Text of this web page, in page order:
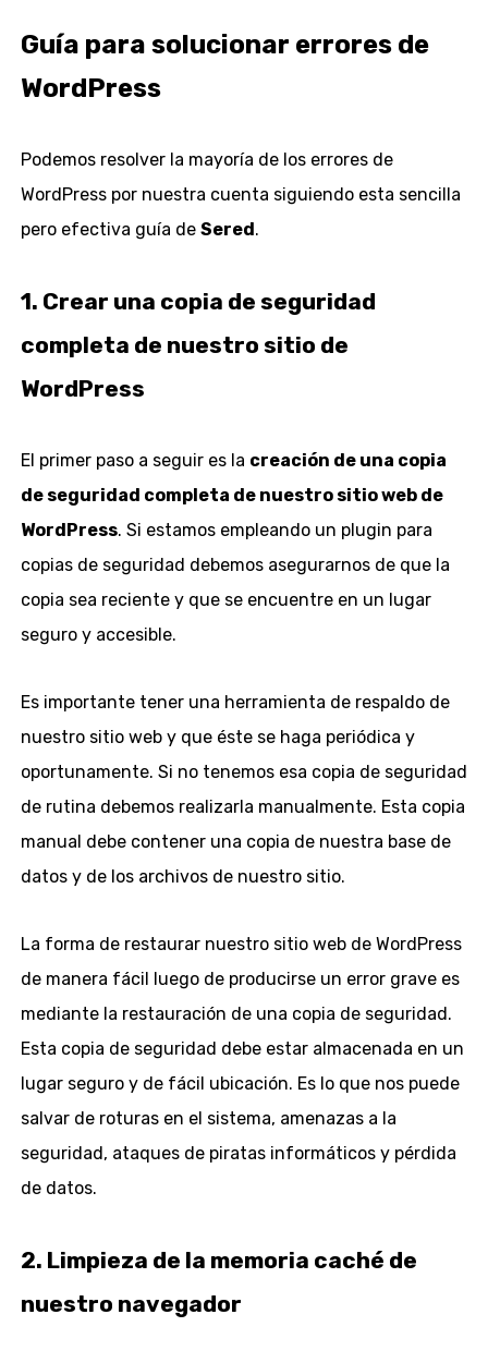
Guía para solucionar errores de
WordPress
Podemos resolver la mayoría de los errores de
WordPress por nuestra cuenta siguiendo esta sencilla
pero efectiva guía de Sered.
1. Crear una copia de seguridad
completa de nuestro sitio de
WordPress
El primer paso a seguir es la creación de una copia
de seguridad completa de nuestro sitio web de
WordPress. Si estamos empleando un plugin para
copias de seguridad debemos asegurarnos de que la
copia sea reciente y que se encuentre en un lugar
seguro y accesible.
Es importante tener una herramienta de respaldo de
nuestro sitio web y que éste se haga periódica y
oportunamente. Si no tenemos esa copia de seguridad
de rutina debemos realizarla manualmente. Esta copia
manual debe contener una copia de nuestra base de
datos y de los archivos de nuestro sitio.
La forma de restaurar nuestro sitio web de WordPress
de manera fácil luego de producirse un error grave es
mediante la restauración de una copia de seguridad.
Esta copia de seguridad debe estar almacenada en un
lugar seguro y de fácil ubicación. Es lo que nos puede
salvar de roturas en el sistema, amenazas a la
seguridad, ataques de piratas informáticos y pérdida
de datos.
2. Limpieza de la memoria caché de
nuestro navegador